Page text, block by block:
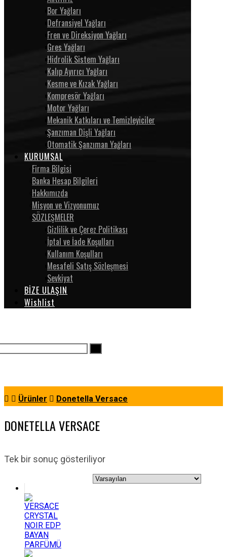
Bor Yağları
Defransiyel Yağları
Fren ve Direksiyon Yağları
Gres Yağları
Hidrolik Sistem Yağları
Kalıp Ayırıcı Yağları
Kesme ve Kızak Yağları
Kompresör Yağları
Motor Yağları
Mekanik Katkıları ve Temizleyiciler
Şanzıman Dişli Yağları
Otomatik Şanzıman Yağları
KURUMSAL
Firma Bilgisi
Banka Hesap Bilgileri
Hakkımızda
Misyon ve Vizyonumuz
SÖZLEŞMELER
Gizlilik ve Çerez Politikası
İptal ve İade Koşulları
Kullanım Koşulları
Mesafeli Satış Sözleşmesi
Sevkiyat
BİZE ULAŞIN
Wishlist
Ürünler Donetella Versace
DONETELLA VERSACE
Tek bir sonuç gösteriliyor